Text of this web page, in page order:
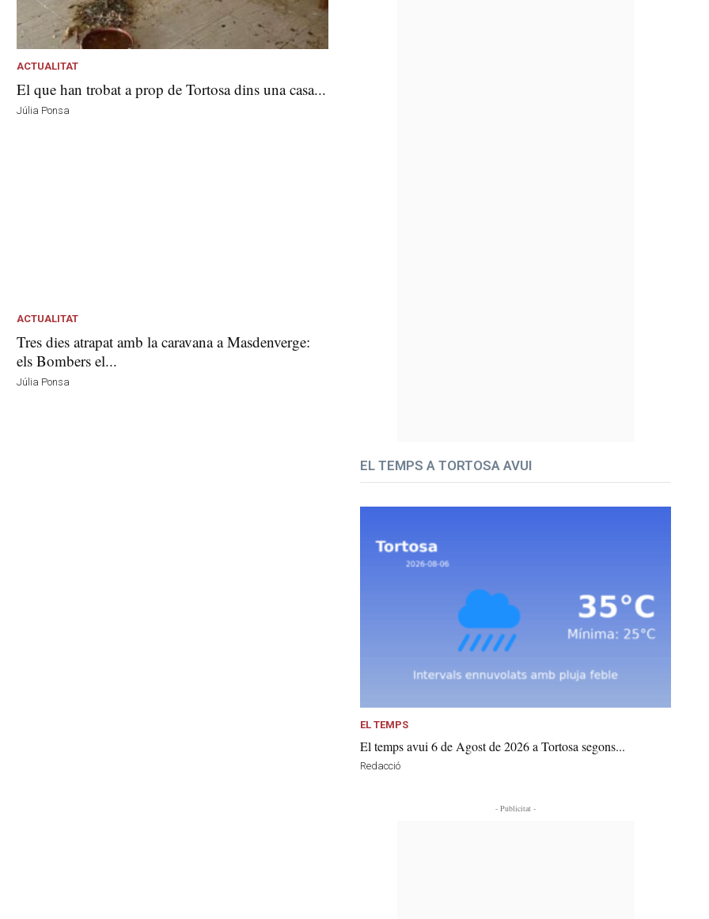
ACTUALITAT
El que han trobat a prop de Tortosa dins una casa...
Júlia Ponsa
ACTUALITAT
Tres dies atrapat amb la caravana a Masdenverge:
els Bombers el...
Júlia Ponsa
EL TEMPS A TORTOSA AVUI
EL TEMPS
El temps avui 6 de Agost de 2026 a Tortosa segons...
Redacció
- Publicitat -